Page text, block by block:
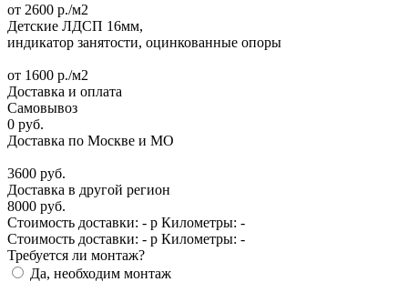
от 2600 р./м2
Детские ЛДСП 16мм,
индикатор занятости, оцинкованные опоры
от 1600 р./м2
Доставка и оплата
Самовывоз
0 руб.
Доставка по Москве и МО
3600 руб.
Доставка в другой регион
8000 руб.
Стоимость доставки: - р Километры: -
Стоимость доставки: - р Километры: -
Требуется ли монтаж?
Да, необходим монтаж